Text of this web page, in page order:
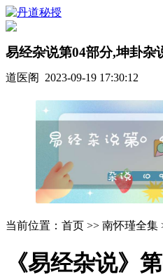
易经杂说第04部分,坤卦杂
道医阁 2023-09-19 17:30:12
当前位置：首页 >> 南怀瑾全集
《易经杂说》